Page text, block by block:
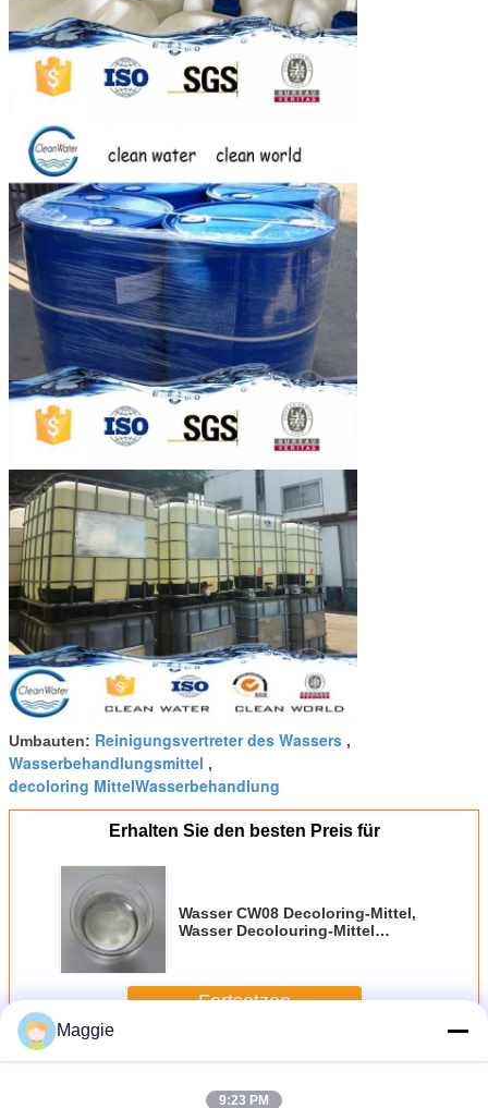
Umbauten: Reinigungsvertreter des Wassers ,
Wasserbehandlungsmittel ,
decoloring MittelWasserbehandlung
Erhalten Sie den besten Preis für
Wasser CW08 Decoloring-Mittel,
Wasser Decolouring-Mittel
Fortsetzen
MehrWasser Decoloring-Mittel
Maggie
9:23 PM